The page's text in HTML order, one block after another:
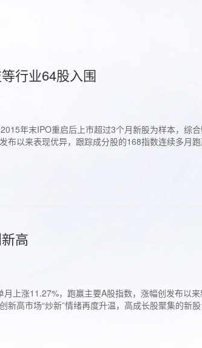
行业64股入围
年末IPO重启后上市超过3个月新股为样本，综
布以来表现优异，跟踪成分股的168指数连续多月
高
上涨11.27%，跑赢主要A股指数，涨幅创发布以
高市场“炒新”情绪再度升温，高成长股聚集的新